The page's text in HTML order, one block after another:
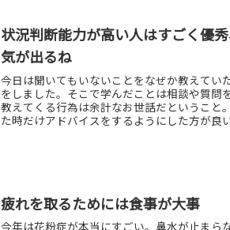
状況判断能力が高い人はすごく優
気が出るね
今日は聞いてもいないことをなぜか教えてい
をしました。そこで学んだことは相談や質問
教えてくる行為は余計なお世話だということ
た時だけアドバイスをするようにした方が良
疲れを取るためには食事が大事
今年は花粉症が本当にすごい。鼻水が止まら